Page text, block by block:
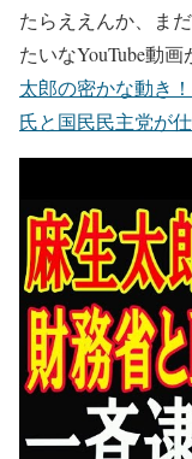
たらええんか、ま
たいなYouTube動
太郎の密かな動き
氏と国民民主党が